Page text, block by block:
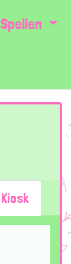
Spellen
Kiosk